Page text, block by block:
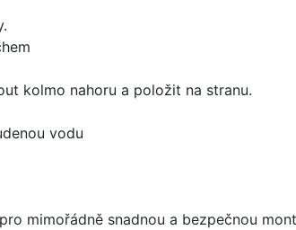
kolmo nahoru a položit na stranu.
vodu
mimořádně snadnou a bezpečnou